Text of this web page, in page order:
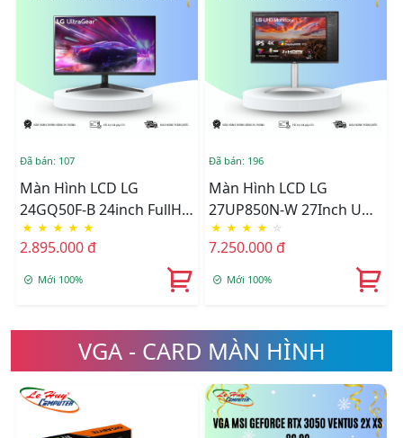
Đã bán: 107
Màn Hình LCD LG
24GQ50F-B 24inch FullHD
VA 165Hz 1ms
★ ★ ★ ★ ★
2.895.000 đ
Mới 100%
Đã bán: 196
Màn Hình LCD LG
27UP850N-W 27Inch UHD
4K USB Type-C IPS (Tích
Hợp Loa) - Hàng Chính
Hãng
★ ★ ★ ★ ☆
7.250.000 đ
Mới 100%
VGA - CARD MÀN HÌNH